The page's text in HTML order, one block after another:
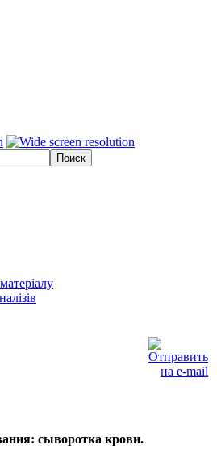
сыворотка крови.